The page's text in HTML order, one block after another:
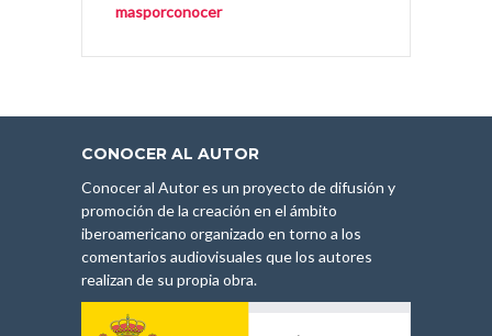
masporconocer
CONOCER AL AUTOR
Conocer al Autor es un proyecto de difusión y
promoción de la creación en el ámbito
iberoamericano organizado en torno a los
comentarios audiovisuales que los autores
realizan de su propia obra.